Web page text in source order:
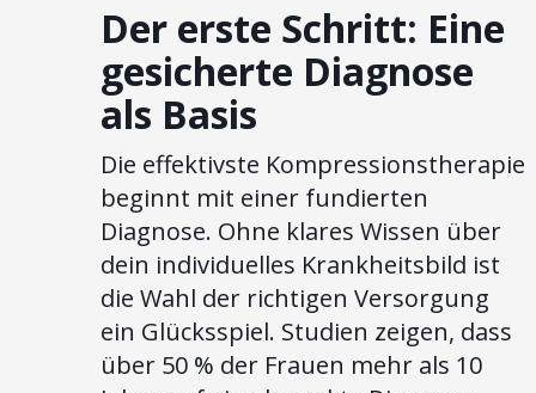
Der erste Schritt: Eine
gesicherte Diagnose
als Basis
Die effektivste Kompressionstherapie
beginnt mit einer fundierten
Diagnose. Ohne klares Wissen über
dein individuelles Krankheitsbild ist
die Wahl der richtigen Versorgung
ein Glücksspiel. Studien zeigen, dass
über 50 % der Frauen mehr als 10